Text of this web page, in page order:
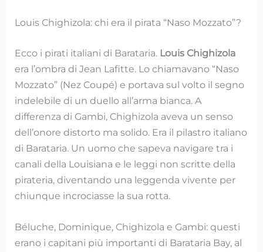
Louis Chighizola: chi era il pirata “Naso Mozzato”?
Ecco i pirati italiani di Barataria. Louis Chighizola
era l’ombra di Jean Lafitte. Lo chiamavano “Naso
Mozzato” (Nez Coupé) e portava sul volto il segno
indelebile di un duello all’arma bianca. A
differenza di Gambi, Chighizola aveva un senso
dell’onore distorto ma solido. Era il pilastro italiano
di Barataria. Un uomo che sapeva navigare tra i
canali della Louisiana e le leggi non scritte della
pirateria, diventando una leggenda vivente per
chiunque incrociasse la sua rotta.
Béluche, Dominique, Chighizola e Gambi: questi
erano i capitani più importanti di Barataria Bay, al